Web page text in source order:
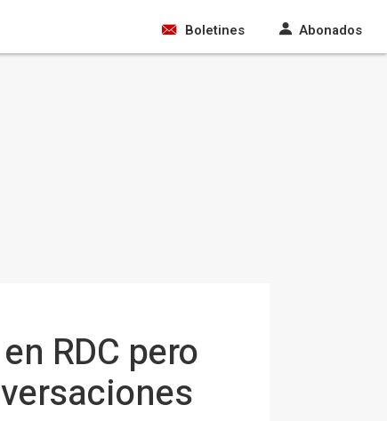
Boletines Abonados
RDC pero